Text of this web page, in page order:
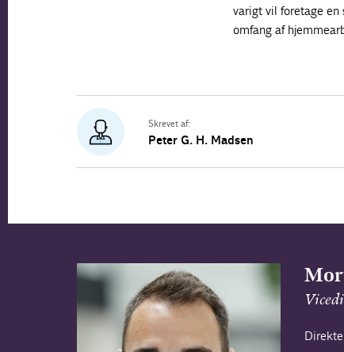
varigt vil foretage
omfang af
Skrevet af:
Peter G. H. Madsen
Direkte